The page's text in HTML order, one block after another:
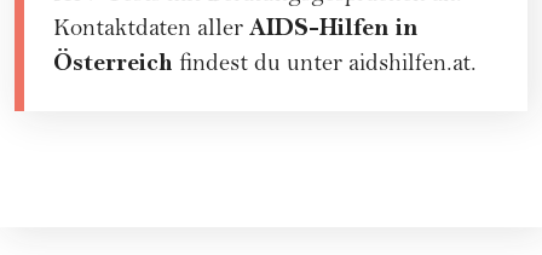
Kontaktdaten aller AIDS-Hilfen in
Österreich findest du unter aidshilfen.at.